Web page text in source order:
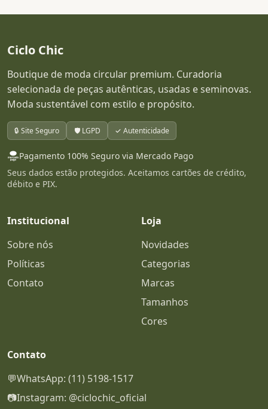
Ciclo Chic
Boutique de moda circular premium. Curadoria
selecionada de peças autênticas, usadas e seminovas.
Moda sustentável com estilo e propósito.
🔒 Site Seguro 🛡️ LGPD ✓ Autenticidade
Pagamento 100% Seguro via Mercado Pago
Seus dados estão protegidos. Aceitamos cartões de crédito,
débito e PIX.
Institucional
Sobre nós
Políticas
Contato
Loja
Novidades
Categorias
Marcas
Tamanhos
Cores
Contato
💬WhatsApp: (11) 5198-1517
📷Instagram: @ciclochic_oficial